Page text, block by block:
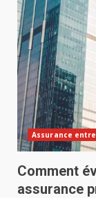
Assurance
Comment
assurance